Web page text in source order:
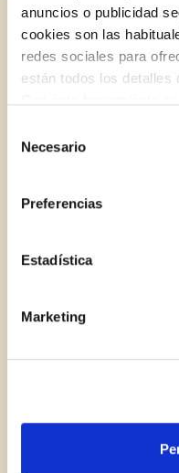
anuncios o publicidad
cookies son las
redes sociales para
están todos los detalles
la web aparece cómo
Si se desea ver otra
privado y aparecerá de
no habiendo aceptado
identifican de ninguna
Necesario
Preferencias
Estadística
Marketing
¿Cómo reconocer